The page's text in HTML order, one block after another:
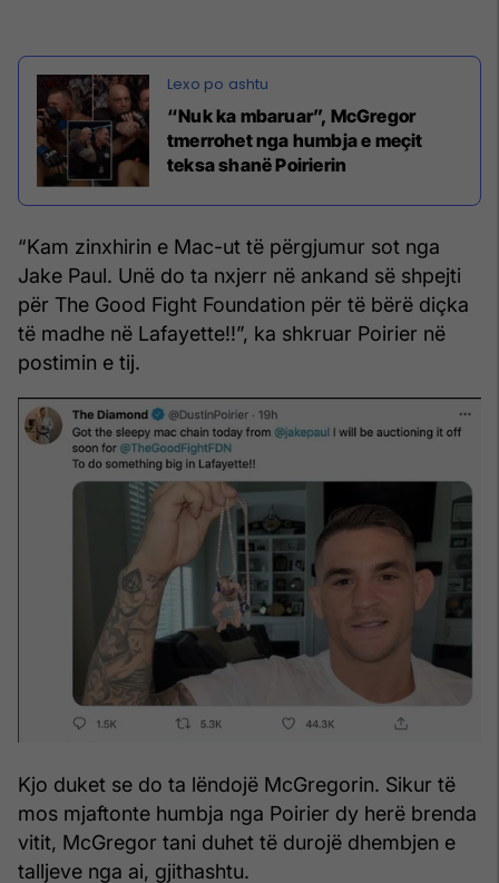
“Nuk ka mbaruar”, McGregor
tmerrohet nga humbja e meçit
teksa shanë Poirierin
“Kam zinxhirin e Mac-ut të përgjumur sot nga
Jake Paul. Unë do ta nxjerr në ankand së shpejti
për The Good Fight Foundation për të bërë diçka
të madhe në Lafayette!!”, ka shkruar Poirier në
postimin e tij.
Kjo duket se do ta lëndojë McGregorin. Sikur të
mos mjaftonte humbja nga Poirier dy herë brenda
vitit, McGregor tani duhet të durojë dhembjen e
talljeve nga ai, gjithashtu.